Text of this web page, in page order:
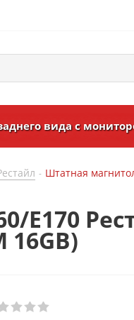
вида с
- Штатная
E170
16GB)